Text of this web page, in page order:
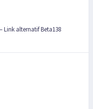
– Link alternatif Beta138